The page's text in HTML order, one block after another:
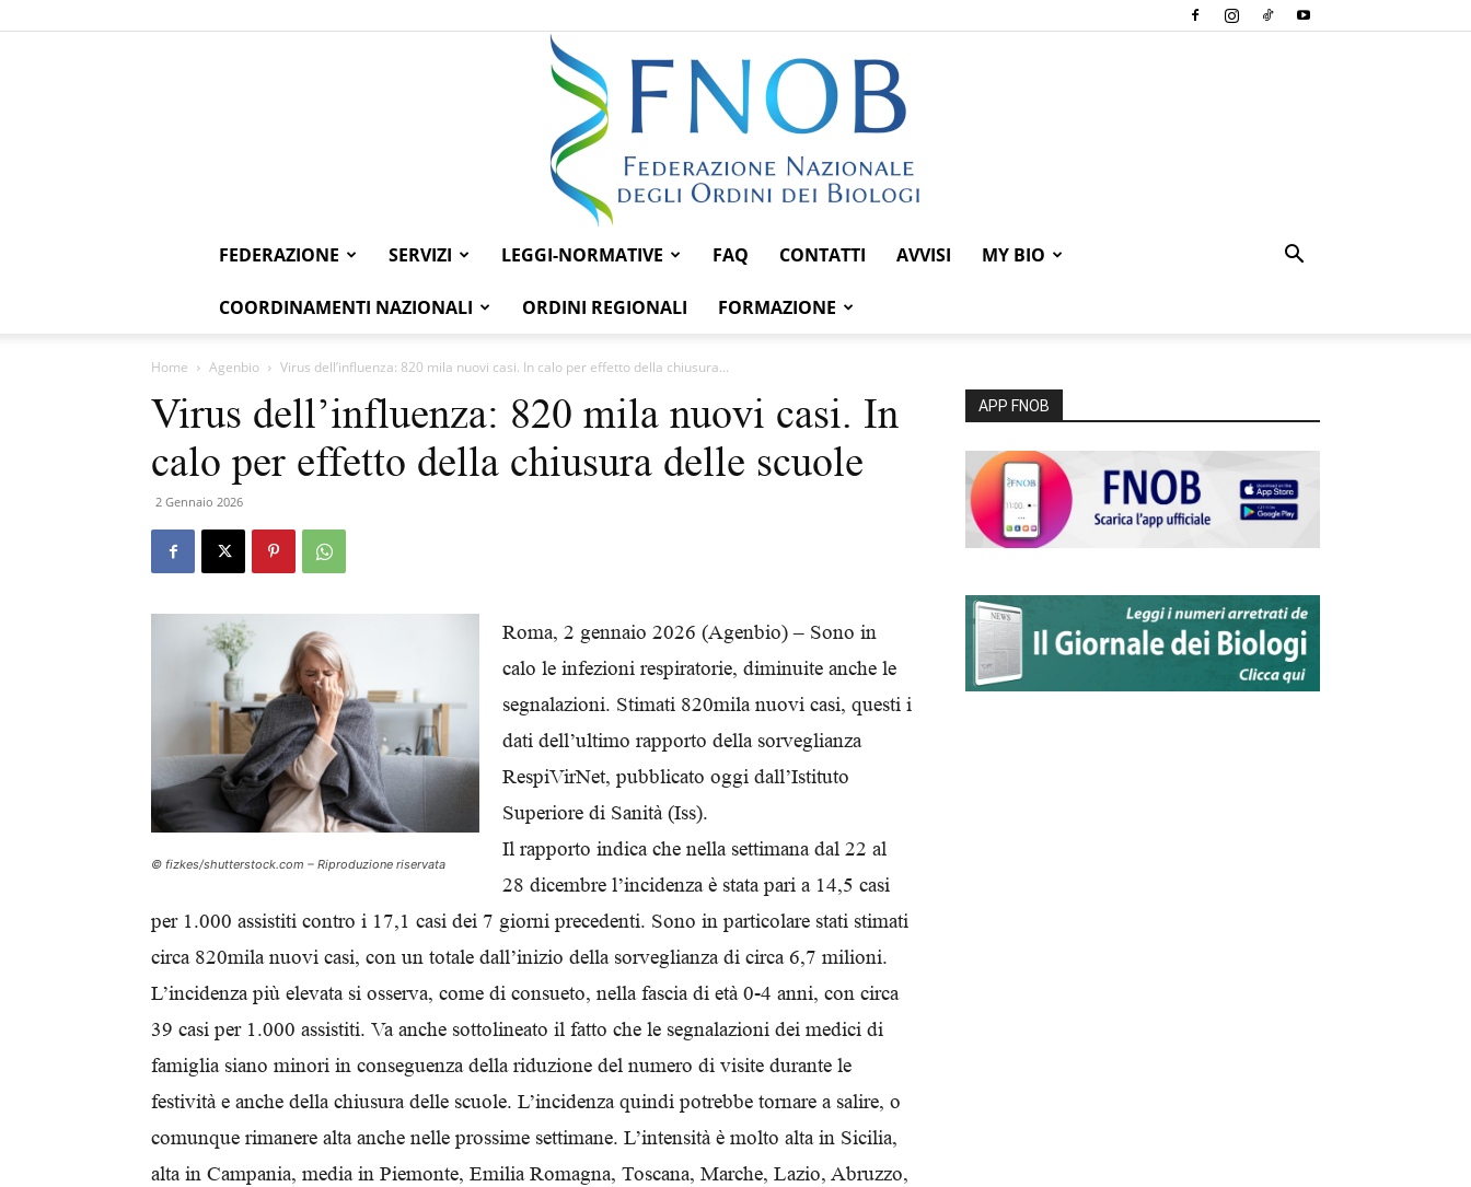
Federazione
FEDERAZIONE SERVIZI LEGGI-NORMATIVE FAQ CONTATTI AVVISI MY BIO
COORDINAMENTI NAZIONALI ORDINI REGIONALI FORMAZIONE
Home Agenbio Virus dell’influenza: 820 mila nuovi casi. In calo per effetto della chiusura...
Virus dell’influenza: 820 mila nuovi casi. In
calo per effetto della chiusura delle scuole
2 Gennaio 2026
© fizkes/shutterstock.com – Riproduzione riservata
Roma, 2 gennaio 2026 (Agenbio) – Sono in
calo le infezioni respiratorie, diminuite anche le
segnalazioni. Stimati 820mila nuovi casi, questi i
dati dell’ultimo rapporto della sorveglianza
RespiVirNet, pubblicato oggi dall’Istituto
Superiore di Sanità (Iss).
Il rapporto indica che nella settimana dal 22 al
28 dicembre l’incidenza è stata pari a 14,5 casi
per 1.000 assistiti contro i 17,1 casi dei 7 giorni precedenti. Sono in particolare stati stimati
circa 820mila nuovi casi, con un totale dall’inizio della sorveglianza di circa 6,7 milioni.
L’incidenza più elevata si osserva, come di consueto, nella fascia di età 0-4 anni, con circa
39 casi per 1.000 assistiti. Va anche sottolineato il fatto che le segnalazioni dei medici di
famiglia siano minori in conseguenza della riduzione del numero di visite durante le
festività e anche della chiusura delle scuole. L’incidenza quindi potrebbe tornare a salire, o
comunque rimanere alta anche nelle prossime settimane. L’intensità è molto alta in Sicilia,
alta in Campania, media in Piemonte, Emilia Romagna, Toscana, Marche, Lazio, Abruzzo,
APP FNOB